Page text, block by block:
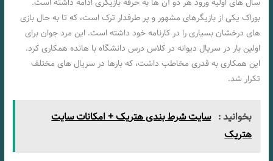
سال های اولیه ورود هر دو آن ها به حرفه بازیگری ادامه داشته است.
بوراک یکی از بازیگرهای مشهور و پر طرفدار ترک است، که تا به حال بازی
های درخشان بسیاری را در کارنامه خود داشته است. این مرد جوان برای
اولین بار در سریال دیوانه در کلاس درس دانشگاه با هانده همکاری کرد.
این همکاری به قدری مخاطب داشت، که بارها در سریال های مختلف
تکرار شد.
بخوانید : سایت شرط بندی هتریک + امکانات سایت
هتریک